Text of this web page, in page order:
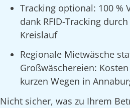
Tracking optional: 100 %
dank RFID-Tracking
Kreislauf
Regionale Mietwäsche
Großwäschereien:
kurzen Wegen in
Nicht sicher, was zu Ihrem